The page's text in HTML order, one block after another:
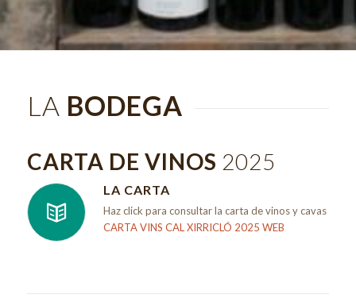
LA BODEGA
CARTA DE VINOS 2025
LA CARTA
Haz click para consultar la carta de vinos y cavas
CARTA VINS CAL XIRRICLÓ 2025 WEB